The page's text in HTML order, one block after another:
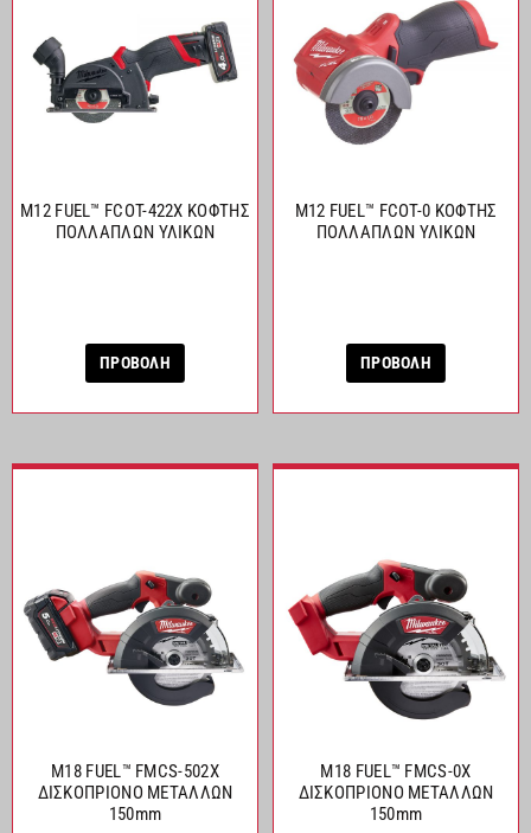
M12 FUEL™ FCOT-422X ΚΟΦΤΗΣ
ΠΟΛΛΑΠΛΩΝ ΥΛΙΚΩΝ
ΠΡΟΒΟΛΗ
M12 FUEL™ FCOT-0 ΚΟΦΤΗΣ
ΠΟΛΛΑΠΛΩΝ ΥΛΙΚΩΝ
ΠΡΟΒΟΛΗ
M18 FUEL™ FMCS-502X
ΔΙΣΚΟΠΡΙΟΝΟ ΜΕΤΑΛΛΩΝ
150mm
M18 FUEL™ FMCS-0X
ΔΙΣΚΟΠΡΙΟΝΟ ΜΕΤΑΛΛΩΝ
150mm